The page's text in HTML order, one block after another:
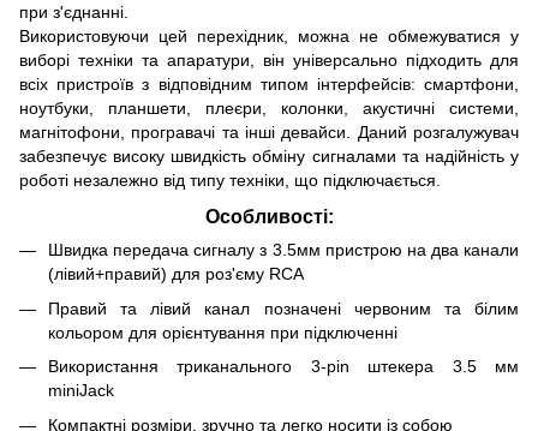
при з'єднанні.
Використовуючи цей перехідник, можна не обмежуватися у
виборі техніки та апаратури, він універсально підходить для
всіх пристроїв з відповідним типом інтерфейсів: смартфони,
ноутбуки, планшети, плеєри, колонки, акустичні системи,
магнітофони, програвачі та інші девайси. Даний розгалужувач
забезпечує високу швидкість обміну сигналами та надійність у
роботі незалежно від типу техніки, що підключається.
Особливості:
Швидка передача сигналу з 3.5мм пристрою на два канали
(лівий+правий) для роз'єму RCA
Правий та лівий канал позначені червоним та білим
кольором для орієнтування при підключенні
Використання триканального 3-pin штекера 3.5 мм
miniJack
Компактні розміри, зручно та легко носити із собою